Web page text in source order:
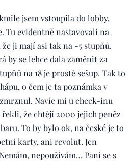
jsem vstoupila do lobby,
Tu evidentně nastavovali na
ji mají asi tak na -5 stupňů.
by se lehce dala zaměnit za
na 18 je prostě sešup. Tak to
o čem je ta poznámka v
Navíc mi u check-inu
že chtějí 2000 jejich peněz
To by bylo ok, na české je to
karty, ani revolut. Jen
nepoužívám… Paní se s